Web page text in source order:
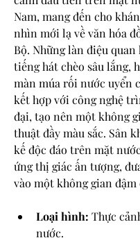
Nam, mang đến cho
nhìn mới lạ về văn hóa
Bộ. Những làn điệu quan
tiếng hát chèo sâu lắng,
màn múa rối nước uyển
kết hợp với công nghệ
đại, tạo nên một không
thuật đầy màu sắc. Sân
kế độc đáo trên mặt
ứng thị giác ấn tượng,
vào một không gian đậm
Loại hình: Thực
nước.